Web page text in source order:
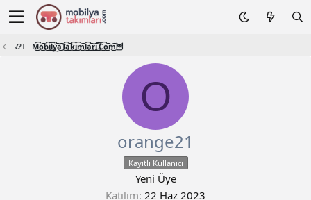
📿🧙‍♂️M͜͡o͜͡b͜͡i͜͡l͜͡y͜͡a͜͡T͜͡a͜͡k͜͡i͜͡m͜͡l͜͡a͜͡r͜͡i͜͡.͜͡C͜͡o͜͡m͜͡🦉
O
orange21
Kayıtlı Kullanıcı
Yeni Üye
Katılım 22 Haz 2023